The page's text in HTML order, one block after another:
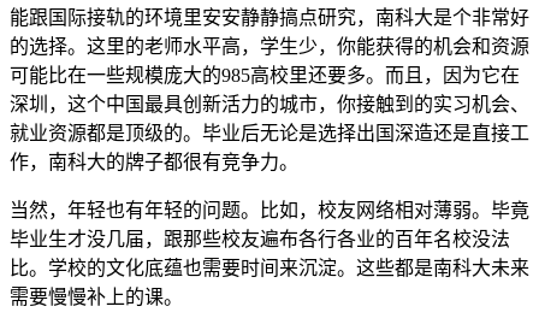
能跟国际接轨的环境里安安静静搞点研究，南科大是个非常好
的选择。这里的老师水平高，学生少，你能获得的机会和资源
可能比在一些规模庞大的985高校里还要多。而且，因为它在
深圳，这个中国最具创新活力的城市，你接触到的实习机会、
就业资源都是顶级的。毕业后无论是选择出国深造还是直接工
作，南科大的牌子都很有竞争力。
当然，年轻也有年轻的问题。比如，校友网络相对薄弱。毕竟
毕业生才没几届，跟那些校友遍布各行各业的百年名校没法
比。学校的文化底蕴也需要时间来沉淀。这些都是南科大未来
需要慢慢补上的课。